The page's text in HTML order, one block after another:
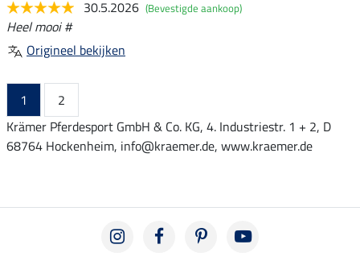
30.5.2026 (Bevestigde aankoop)
Heel mooi #
Origineel bekijken
1
2
Krämer Pferdesport GmbH & Co. KG, 4. Industriestr. 1 + 2, D
68764 Hockenheim, info@kraemer.de, www.kraemer.de